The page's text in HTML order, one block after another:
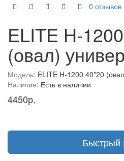
0 отзывов
ELITE H-
(овал) универ
Модель: ELITE H-1200 40*20
Наличие: Есть в наличии
4450р.
Быстрый